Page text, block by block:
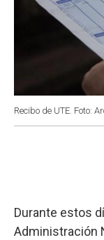
Recibo de UTE. Foto:
Durante estos
Administración